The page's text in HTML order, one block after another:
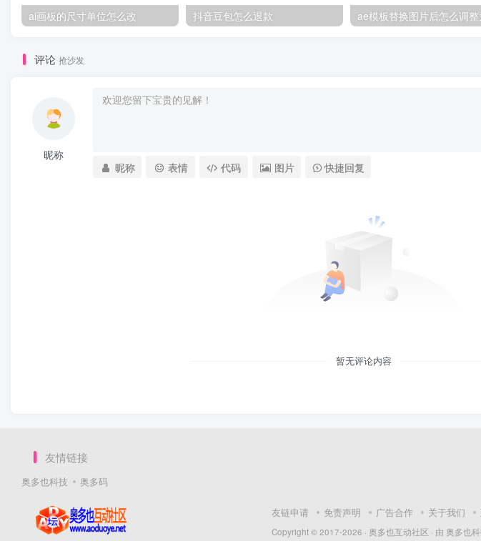
ai画板的尺寸单位怎么改 抖音豆包怎么退款 ae模板替换图片后怎么调
评论 抢沙发
昵称
昵称 表情 代码 图片 快捷回复
暂无评论内容
友情链接
奥多也科技 奥多码
友链申请 免责声明 广告合作 关于我们
Copyright © 2017-2026 · 奥多也互动社区 · 由 奥多也